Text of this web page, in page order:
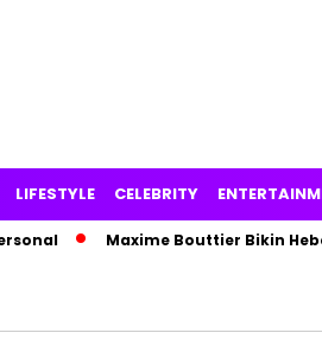
LIFESTYLE CELEBRITY
Maxime Bouttier Bikin